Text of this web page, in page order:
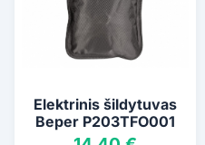
Elektrinis šildytuvas
Beper P203TFO001